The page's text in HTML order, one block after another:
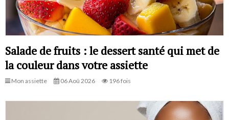
Salade de fruits : le dessert santé qui met de
la couleur dans votre assiette
Mon assiette 06 Aoû 2026 196 fois